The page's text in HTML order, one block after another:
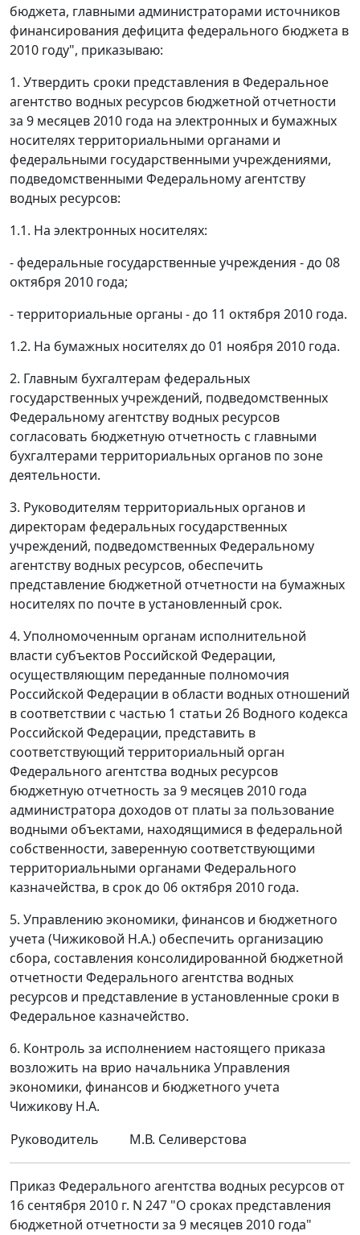
бюджета, главными администраторами источников
финансирования дефицита федерального бюджета в
2010 году", приказываю:
1. Утвердить сроки представления в Федеральное
агентство водных ресурсов бюджетной отчетности
за 9 месяцев 2010 года на электронных и бумажных
носителях территориальными органами и
федеральными государственными учреждениями,
подведомственными Федеральному агентству
водных ресурсов:
1.1. На электронных носителях:
- федеральные государственные учреждения - до 08
октября 2010 года;
- территориальные органы - до 11 октября 2010 года.
1.2. На бумажных носителях до 01 ноября 2010 года.
2. Главным бухгалтерам федеральных
государственных учреждений, подведомственных
Федеральному агентству водных ресурсов
согласовать бюджетную отчетность с главными
бухгалтерами территориальных органов по зоне
деятельности.
3. Руководителям территориальных органов и
директорам федеральных государственных
учреждений, подведомственных Федеральному
агентству водных ресурсов, обеспечить
представление бюджетной отчетности на бумажных
носителях по почте в установленный срок.
4. Уполномоченным органам исполнительной
власти субъектов Российской Федерации,
осуществляющим переданные полномочия
Российской Федерации в области водных отношений
в соответствии с частью 1 статьи 26 Водного кодекса
Российской Федерации, представить в
соответствующий территориальный орган
Федерального агентства водных ресурсов
бюджетную отчетность за 9 месяцев 2010 года
администратора доходов от платы за пользование
водными объектами, находящимися в федеральной
собственности, заверенную соответствующими
территориальными органами Федерального
казначейства, в срок до 06 октября 2010 года.
5. Управлению экономики, финансов и бюджетного
учета (Чижиковой Н.А.) обеспечить организацию
сбора, составления консолидированной бюджетной
отчетности Федерального агентства водных
ресурсов и представление в установленные сроки в
Федеральное казначейство.
6. Контроль за исполнением настоящего приказа
возложить на врио начальника Управления
экономики, финансов и бюджетного учета
Чижикову Н.А.
Руководитель
М.В. Селиверстова
Приказ Федерального агентства водных ресурсов от
16 сентября 2010 г. N 247 "О сроках представления
бюджетной отчетности за 9 месяцев 2010 года"